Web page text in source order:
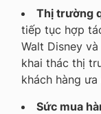
Thị trường
tiếp tục hợp
Walt Disney
khai thác thị
khách hàng
Sức mua